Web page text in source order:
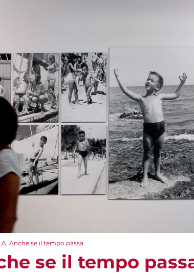
Anche se il tempo passa
se il tempo